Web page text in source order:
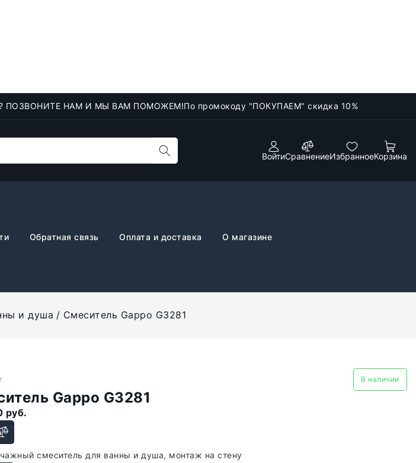
ПОЗВОНИТЕ НАМ И МЫ ВАМ ПОМОЖЕМ!По промокоду "ПОКУПАЕМ" скидка 10%
ВойтиСравнениеИзбранноеКорзина
Обратная связь Оплата и доставка О магазине
и душа Смеситель Gappo G3281
В наличии
Gappo G3281
руб.
смеситель для ванны и душа, монтаж на стену